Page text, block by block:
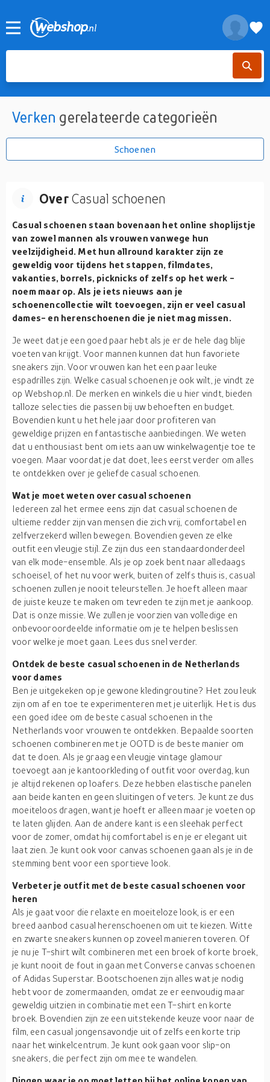
Verken gerelateerde categorieën
Schoenen
OverCasual schoenen
Casual schoenen staan bovenaan het online shoplijstje
van zowel mannen als vrouwen vanwege hun
veelzijdigheid. Met hun allround karakter zijn ze
geweldig voor tijdens het stappen, filmdates,
vakanties, borrels, picknicks of zelfs op het werk -
noem maar op. Als je iets nieuws aan je
schoenencollectie wilt toevoegen, zijn er veel casual
dames- en herenschoenen die je niet mag missen.
Je weet dat je een goed paar hebt als je er de hele dag blije
voeten van krijgt. Voor mannen kunnen dat hun favoriete
sneakers zijn. Voor vrouwen kan het een paar leuke
espadrilles zijn. Welke casual schoenen je ook wilt, je vindt ze
op Webshop.nl. De merken en winkels die u hier vindt, bieden
talloze selecties die passen bij uw behoeften en budget.
Bovendien kunt u het hele jaar door profiteren van
geweldige prijzen en fantastische aanbiedingen. We weten
dat u enthousiast bent om iets aan uw winkelwagentje toe te
voegen. Maar voordat je dat doet, lees eerst verder om alles
te ontdekken over je geliefde casual schoenen.
Wat je moet weten over casual schoenen
Iedereen zal het ermee eens zijn dat casual schoenen de
ultieme redder zijn van mensen die zich vrij, comfortabel en
zelfverzekerd willen bewegen. Bovendien geven ze elke
outfit een vleugje stijl. Ze zijn dus een standaardonderdeel
van elk mode-ensemble. Als je op zoek bent naar alledaags
schoeisel, of het nu voor werk, buiten of zelfs thuis is, casual
schoenen zullen je nooit teleurstellen. Je hoeft alleen maar
de juiste keuze te maken om tevreden te zijn met je aankoop.
Dat is onze missie. We zullen je voorzien van volledige en
onbevooroordeelde informatie om je te helpen beslissen
voor welke je moet gaan. Lees dus snel verder.
Ontdek de beste casual schoenen in de Netherlands
voor dames
Ben je uitgekeken op je gewone kledingroutine? Het zou leuk
zijn om af en toe te experimenteren met je uiterlijk. Het is dus
een goed idee om de beste casual schoenen in the
Netherlands voor vrouwen te ontdekken. Bepaalde soorten
schoenen combineren met je OOTD is de beste manier om
dat te doen. Als je graag een vleugje vintage glamour
toevoegt aan je kantoorkleding of outfit voor overdag, kun
je altijd rekenen op loafers. Deze hebben elastische panelen
aan beide kanten en geen sluitingen of veters. Je kunt ze dus
moeiteloos dragen, want je hoeft er alleen maar je voeten op
te laten glijden. Aan de andere kant is een sleehak perfect
voor de zomer, omdat hij comfortabel is en je er elegant uit
laat zien. Je kunt ook voor canvas schoenen gaan als je in de
stemming bent voor een sportieve look.
Verbeter je outfit met de beste casual schoenen voor
heren
Als je gaat voor die relaxte en moeiteloze look, is er een
breed aanbod casual herenschoenen om uit te kiezen. Witte
en zwarte sneakers kunnen op zoveel manieren toveren. Of
je nu je T-shirt wilt combineren met een broek of korte broek,
je kunt nooit de fout in gaan met Converse canvas schoenen
of Adidas Superstar. Bootschoenen zijn alles wat je nodig
hebt voor de zomermaanden, omdat ze er eenvoudig maar
geweldig uitzien in combinatie met een T-shirt en korte
broek. Bovendien zijn ze een uitstekende keuze voor naar de
film, een casual jongensavondje uit of zelfs een korte trip
naar het winkelcentrum. Je kunt ook gaan voor slip-on
sneakers, die perfect zijn om mee te wandelen.